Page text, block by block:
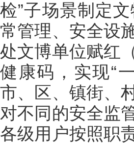
检”子场景制定
常管理、安全设
处文博单位赋红
健康码，实现“
市、区、镇街、
对不同的安全监
各级用户按照职